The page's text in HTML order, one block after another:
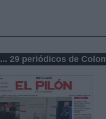
... 29 periódicos de